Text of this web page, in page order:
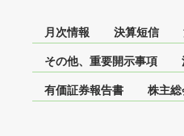
月次情報 決算短信
その他、重要開示事項
有価証券報告書 株主総